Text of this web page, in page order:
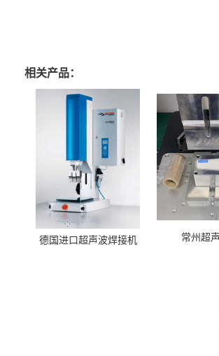
相关产品：
德国进口超声波焊接机 常州超